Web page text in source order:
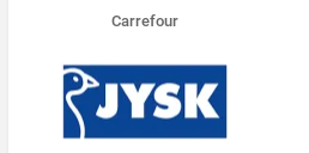
Carrefour